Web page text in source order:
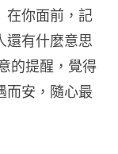
在你面前，記
還有什麼意思
的提醒，覺得
而安，隨心最